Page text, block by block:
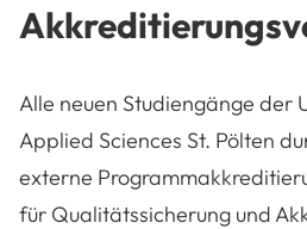
Alle neuen Studiengänge der
Applied Sciences St. Pölten
externe
für Qualitätssicherung und